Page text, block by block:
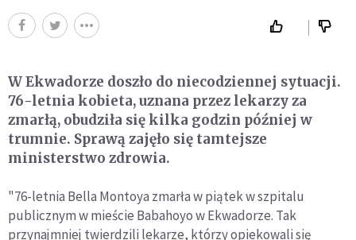
W Ekwadorze doszło do niecodziennej sytuacji.
76-letnia kobieta, uznana przez lekarzy za
zmarłą, obudziła się kilka godzin później w
trumnie. Sprawą zajęło się tamtejsze
ministerstwo zdrowia.
"76-letnia Bella Montoya zmarła w piątek w szpitalu
publicznym w mieście Babahoyo w Ekwadorze. Tak
przynajmniej twierdzili lekarze, którzy opiekowali się